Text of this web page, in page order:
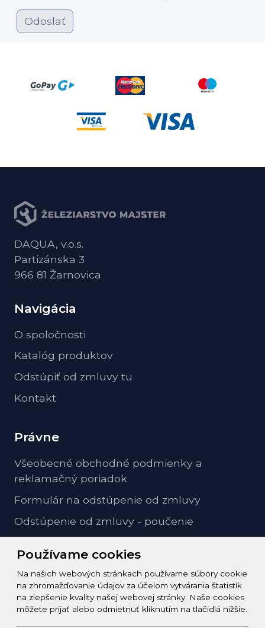
Odoslať
Používame cookies
Na našich webových stránkach používame súbory cookie
na zhromažďovanie údajov za účelom vytvárania štatistík
na zlepšenie kvality našej webovej stránky. Naše cookies
môžete prijať alebo odmietnuť kliknutím na tlačidlá nižšie.
DAQUA, v.o.s.
Partizánska 3
966 81 Žarnovica
Navigácia
O spoločnosti
Katalóg produktov
Odstúpiť od zmluvy tu
Kontakt
Právne
Všeobecné obchodné podmienky a
reklamačný poriadok
Formulár na odstúpenie od zmluvy
Odstúpenie od zmluvy - poučenie
Kontakt
info@zeleziarstvo-majster.sk